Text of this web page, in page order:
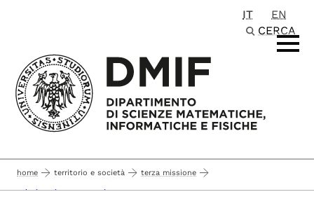
IT
EN
CERCA
home territorio e società terza missione
valorizzazione economica